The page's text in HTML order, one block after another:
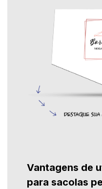
Vantagens de
para sacolas